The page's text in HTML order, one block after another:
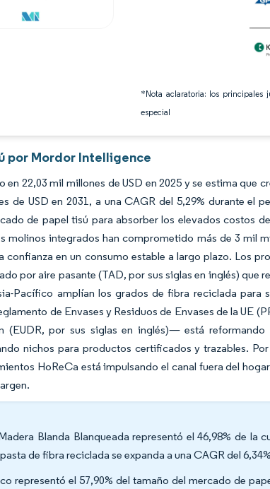
*Nota aclaratoria: los principales
especial
por Mordor Intelligence
22,03 mil millones de USD en 2025 y se estima que
de USD en 2031, a una CAGR del 5,29% durante el
de papel tisú para absorber los elevados costos
molinos integrados han comprometido más de 3 mil
confianza en un consumo estable a largo plazo. Los
por aire pasante (TAD, por sus siglas en inglés) que
Pacífico amplían los grados de fibra reciclada para
de Envases y Residuos de Envases de la UE
(EUDR, por sus siglas en inglés)— está
nichos para productos certificados y trazables.
HoReCa está impulsando el canal fuera del
Blanda Blanqueada representó el 46,98% de la
de fibra reciclada se expanda a una CAGR del
representó el 57,90% del tamaño del mercado de